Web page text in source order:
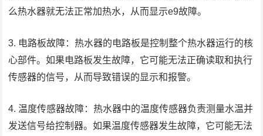
么热水器就无法正常加热水，从而显示e9故障。
3. 电路板故障：热水器的电路板是控制整个热水器运行的核
心部件。如果电路板发生故障，它可能无法正确读取和执行
传感器的信号，从而导致错误的显示和报警。
4. 温度传感器故障：热水器中的温度传感器负责测量水温并
发送信号给控制器。如果温度传感器发生故障，它可能无法